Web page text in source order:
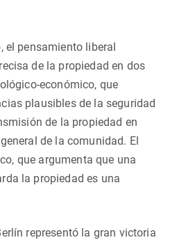
el pensamiento liberal
de la propiedad en dos
económico, que
plausibles de la seguridad
de la propiedad en
de la comunidad. El
que argumenta que una
la propiedad es una
representó la gran victoria